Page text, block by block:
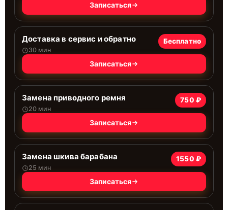
Записаться
Доставка в сервис и обратно
30 мин
Бесплатно
Записаться
Замена приводного ремня
20 мин
750 ₽
Записаться
Замена шкива барабана
25 мин
1550 ₽
Записаться